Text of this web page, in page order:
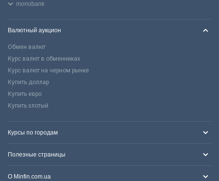
monobank
Валютный аукцион
Обмен валют
Курс валют в обменниках
Курс валют на черном рынке
Купить доллар
Купить евро
Купить злотый
Курсы по городам
Полезные страницы
О Minfin.com.ua